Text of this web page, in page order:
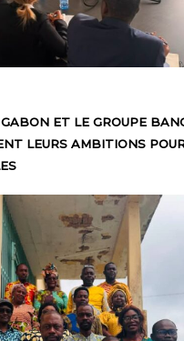
ET LE GROUPE
LEURS AMBITIONS